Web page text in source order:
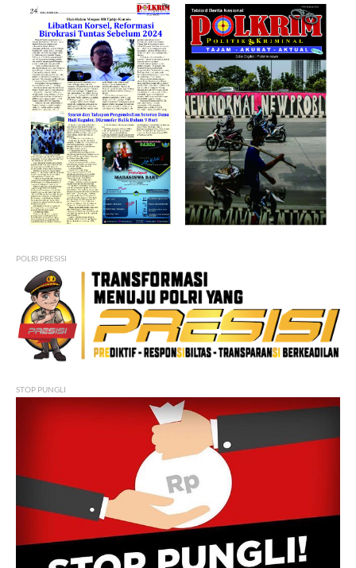
POLRI PRESISI
STOP PUNGLI